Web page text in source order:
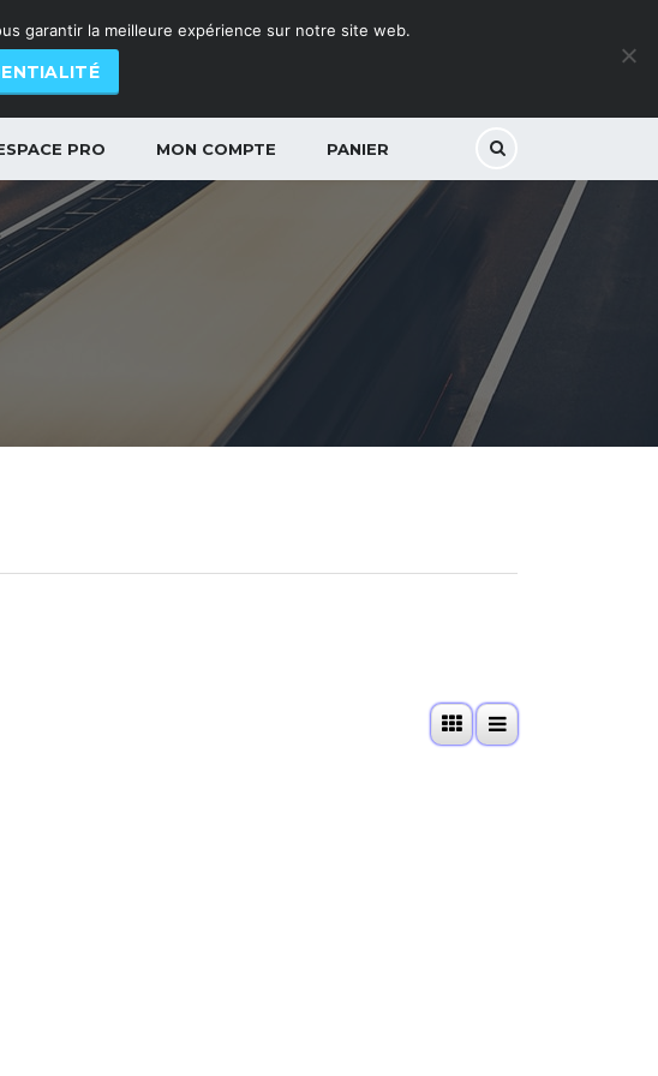
PRO MON COMPTE PANIER
garantir la meilleure expérience sur notre site web.